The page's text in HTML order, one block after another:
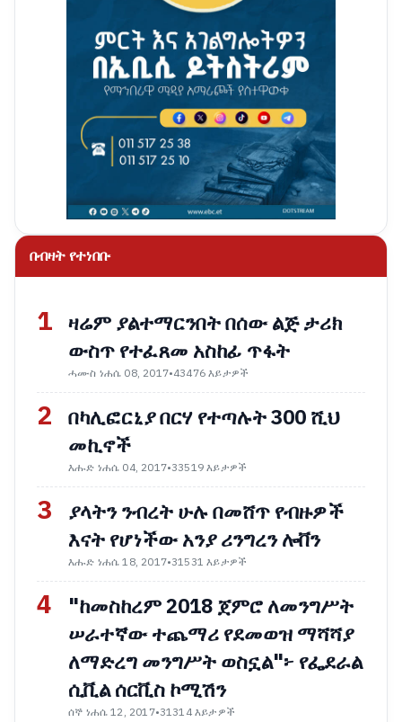
በብዛት የተነበቡ
1 ዛሬም ያልተማርንበት በሰው ልጅ ታሪክ
ውስጥ የተፈጸመ አስከፊ ጥፋት
ሓሙስ ነሐሴ 08, 2017•43476 እይታዎች
2 በካሊፎርኒያ በርሃ የተጣሉት 300 ሺህ
መኪኖች
እሑድ ነሐሴ 04, 2017•33519 እይታዎች
3
ያላትን ንብረት ሁሉ በመሸጥ የብዙዎች
እናት የሆነችው አንያ ሪንግረን ሎቨን
እሑድ ነሐሴ 18, 2017•31531 እይታዎች
4
"ከመስከረም 2018 ጀምሮ ለመንግሥት
ሠራተኛው ተጨማሪ የደመወዝ ማሻሻያ
ለማድረግ መንግሥት ወስኗል"፦ የፌደራል
ሲቪል ሰርቪስ ኮሚሽን
ሰኞ ነሐሴ 12, 2017•31314 እይታዎች